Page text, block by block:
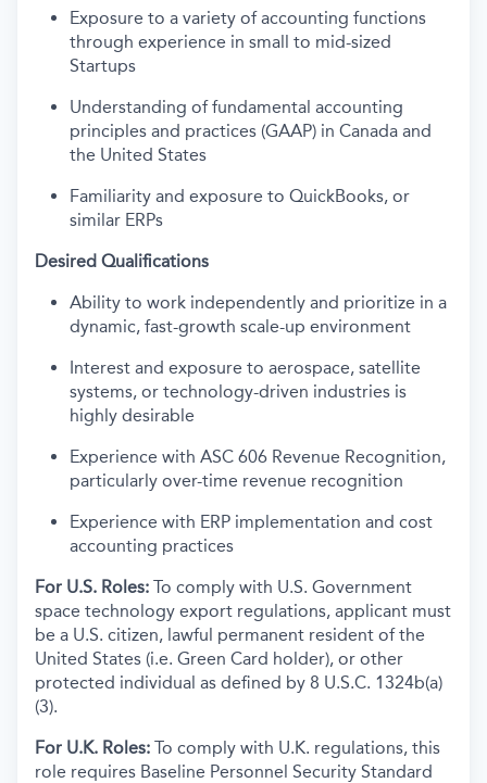
Exposure to a variety of accounting functions
through experience in small to mid-sized
Startups
Understanding of fundamental accounting
principles and practices (GAAP) in Canada and
the United States
Familiarity and exposure to QuickBooks, or
similar ERPs
Desired Qualifications
Ability to work independently and prioritize in a
dynamic, fast-growth scale-up environment
Interest and exposure to aerospace, satellite
systems, or technology-driven industries is
highly desirable
Experience with ASC 606 Revenue Recognition,
particularly over-time revenue recognition
Experience with ERP implementation and cost
accounting practices
For U.S. Roles: To comply with U.S. Government
space technology export regulations, applicant must
be a U.S. citizen, lawful permanent resident of the
United States (i.e. Green Card holder), or other
protected individual as defined by 8 U.S.C. 1324b(a)
(3).
For U.K. Roles: To comply with U.K. regulations, this
role requires Baseline Personnel Security Standard